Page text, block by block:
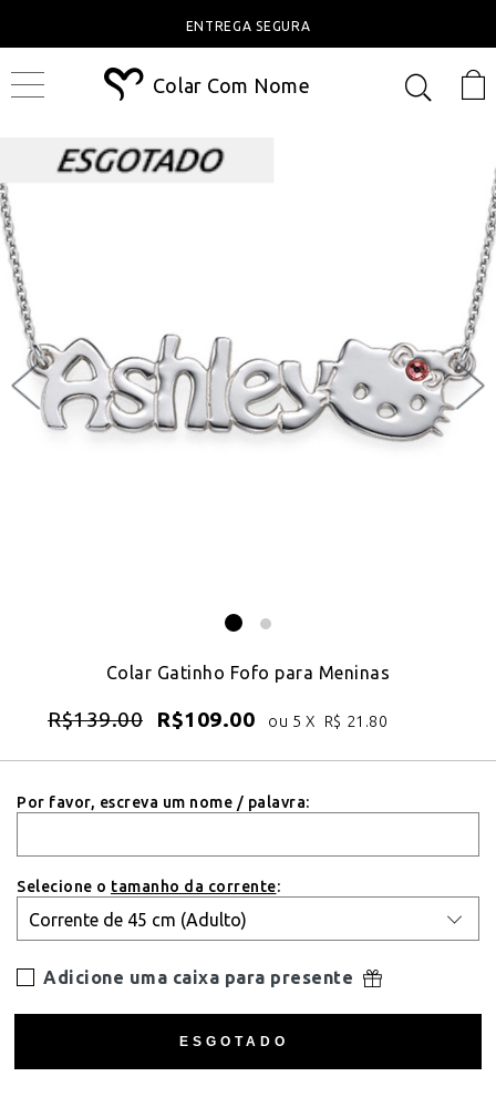
ENTREGA SEGURA
Colar Com Nome
Colar Gatinho Fofo para Meninas
R$139.00 R$109.00 ou 5 X R$ 21.80
Por favor, escreva um nome / palavra:
Selecione o tamanho da corrente:
Adicione uma caixa para presente